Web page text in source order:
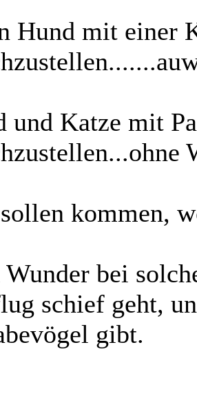
Hund mit einer
und Katze mit
kommen,
bei
schief geht,
gibt.